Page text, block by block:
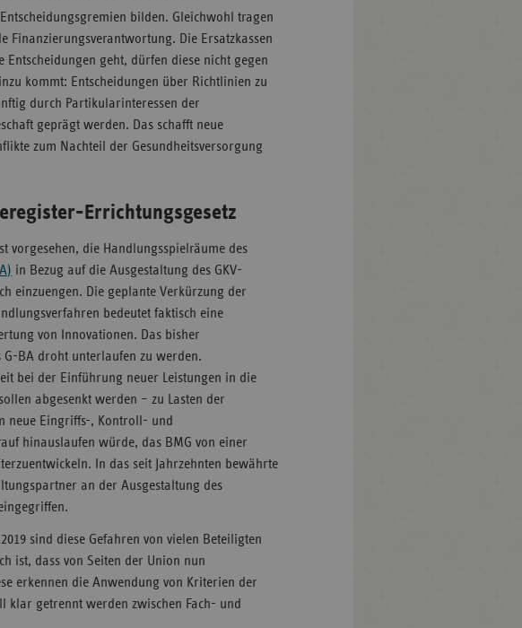
bilden. Gleichwohl tragen
Finanzierungsverantwortung. Die Ersatzkassen
geht, dürfen diese nicht gegen
kommt: Entscheidungen über Richtlinien zu
durch Partikularinteressen der
geprägt werden. Das schafft neue
zum Nachteil der Gesundheitsversorgung
Errichtungsgesetz
vorgesehen, die Handlungsspielräume des
in Bezug auf die Ausgestaltung des GKV-
einzuengen. Die geplante Verkürzung der
bedeutet faktisch eine
von Innovationen. Das bisher
G-BA droht unterlaufen zu werden.
bei der Einführung neuer Leistungen in die
abgesenkt werden – zu Lasten der
neue Eingriffs-, Kontroll- und
hinauslaufen würde, das BMG von einer
In das seit Jahrzehnten bewährte
an der Ausgestaltung des
sind diese Gefahren von vielen Beteiligten
ist, dass von Seiten der Union nun
erkennen die Anwendung von Kriterien der
klar getrennt werden zwischen Fach- und